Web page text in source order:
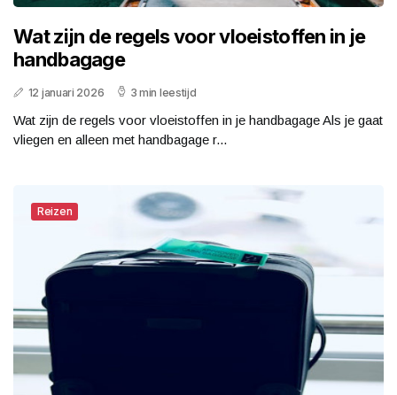
Wat zijn de regels voor vloeistoffen in je
handbagage
12 januari 2026 3 min leestijd
Wat zijn de regels voor vloeistoffen in je handbagage Als je gaat
vliegen en alleen met handbagage r...
Reizen